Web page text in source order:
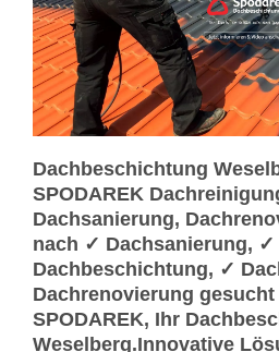
Dachbeschichtung
SPODAREK
Dachsanierung,
nach ✓ Dachsanierung,
Dachbeschichtung, ✓
Dachrenovierung
SPODAREK, Ihr
Weselberg.Innovative